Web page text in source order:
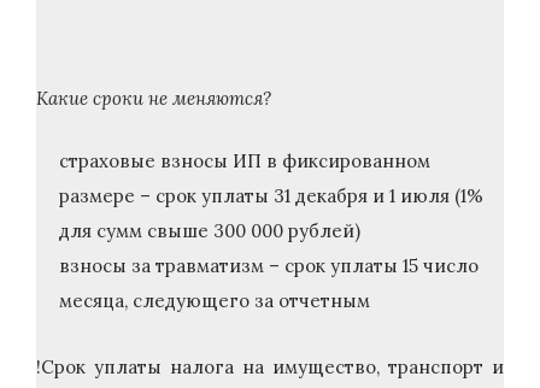
Какие сроки не меняются?
страховые взносы ИП в фиксированном
размере – срок уплаты 31 декабря и 1 июля (1%
для сумм свыше 300 000 рублей)
взносы за травматизм – срок уплаты 15 число
месяца, следующего за отчетным
!Срок уплаты налога на имущество, транспорт и